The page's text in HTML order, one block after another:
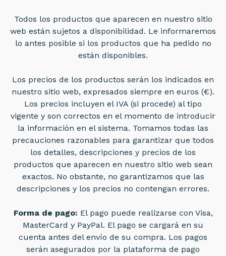
Todos los productos que aparecen en nuestro sitio
web están sujetos a disponibilidad. Le informaremos
lo antes posible si los productos que ha pedido no
están disponibles.
Los precios de los productos serán los indicados en
nuestro sitio web, expresados siempre en euros (€).
Los precios incluyen el IVA (si procede) al tipo
vigente y son correctos en el momento de introducir
la información en el sistema. Tomamos todas las
precauciones razonables para garantizar que todos
los detalles, descripciones y precios de los
productos que aparecen en nuestro sitio web sean
exactos. No obstante, no garantizamos que las
descripciones y los precios no contengan errores.
Forma de pago: El pago puede realizarse con Visa,
MasterCard y PayPal. El pago se cargará en su
cuenta antes del envío de su compra. Los pagos
serán asegurados por la plataforma de pago